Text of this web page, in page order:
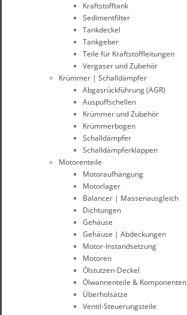
Kraftstofftank
Sedimentfilter
Tankdeckel
Tankgeber
Teile für Kraftstoffleitungen
Vergaser und Zubehör
Krümmer | Schalldämpfer
Abgasrückführung (AGR)
Auspuffschellen
Krümmer und Zubehör
Krümmerbogen
Schalldämpfer
Schalldämpferklappen
Motorenteile
Motoraufhängung
Motorlager
Balancer | Massenausgleich
Dichtungen
Gehäuse
Gehäuse | Abdeckungen
Motor-Instandsetzung
Motoren
Ölstutzen-Deckel
Ölwannenteile & Komponenten
Überholsätze
Ventil-Steuerungsteile